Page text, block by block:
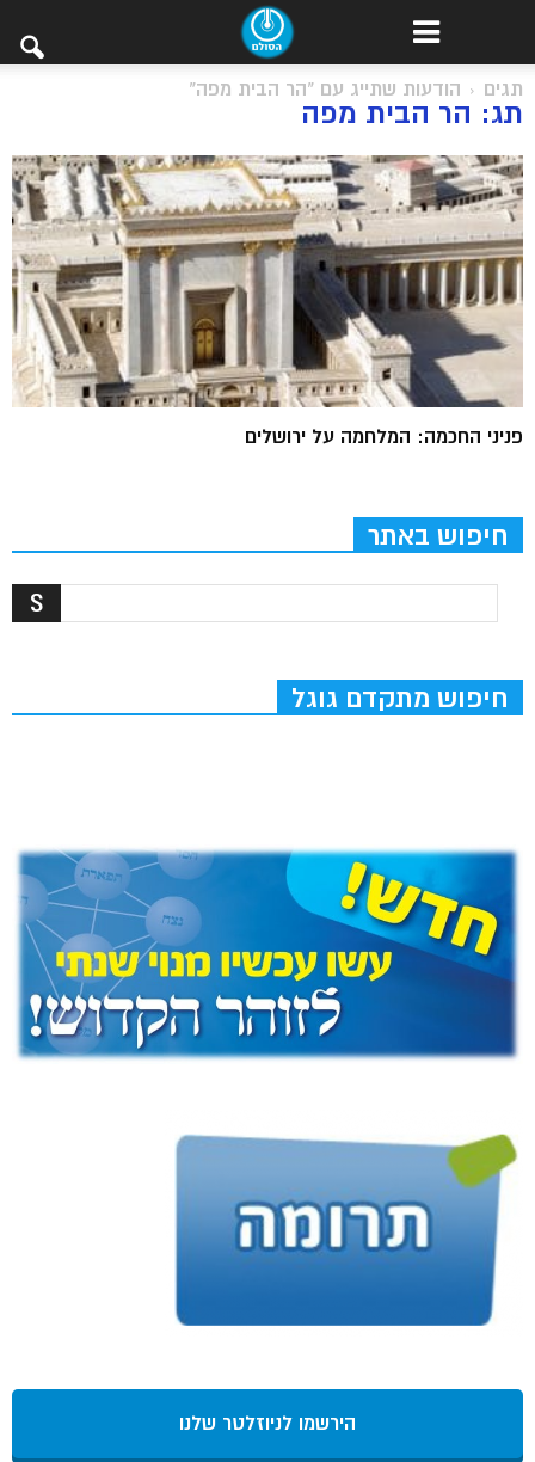
תגים הודעות שתייג עם "הר הבית מפה"
תג: הר הבית מפה
פניני החכמה: המלחמה על ירושלים
חיפוש באתר
חיפוש מתקדם גוגל
הירשמו לניוזלטר שלנו